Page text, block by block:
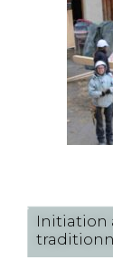
Initiation